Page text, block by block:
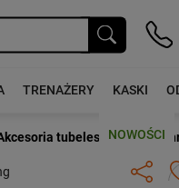
TRENAŻERY KASKI
NOWOŚCI
tubeless Peatys x